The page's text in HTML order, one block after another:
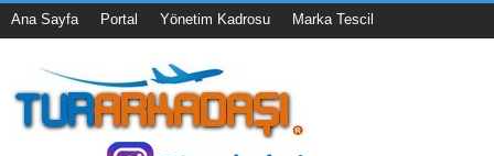
Ana Sayfa Portal Yönetim Kadrosu Marka Tescil